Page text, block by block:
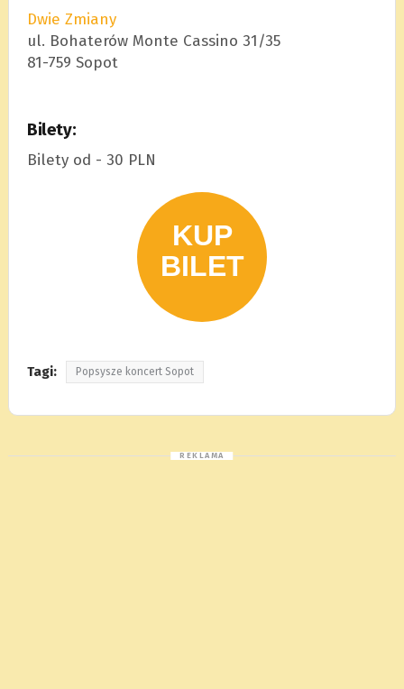
Dwie Zmiany
ul. Bohaterów Monte Cassino 31/35
81-759 Sopot
Bilety:
Bilety od - 30 PLN
Tagi: Popsysze koncert Sopot